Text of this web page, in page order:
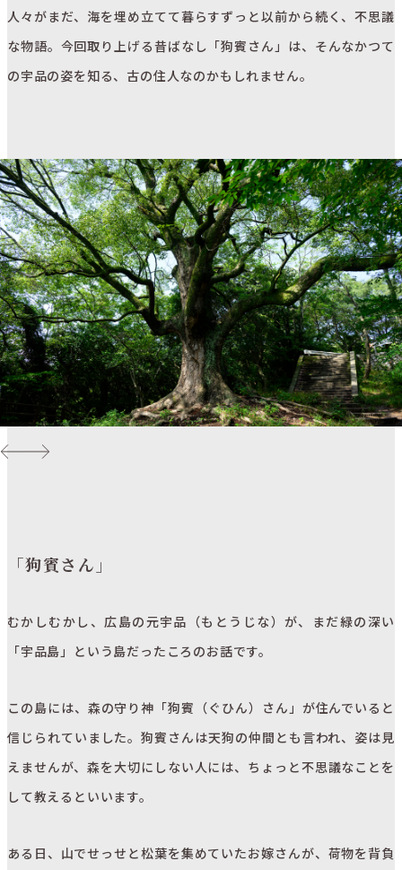
人々がまだ、海を埋め立てて暮らすずっと以前から続く、不思議
な物語。今回取り上げる昔ばなし「狗賓さん」は、そんなかつて
の宇品の姿を知る、古の住人なのかもしれません。
「狗賓さん」
むかしむかし、広島の元宇品（もとうじな）が、まだ緑の深い
「宇品島」という島だったころのお話です。
この島には、森の守り神「狗賓（ぐひん）さん」が住んでいると
信じられていました。狗賓さんは天狗の仲間とも言われ、姿は見
えませんが、森を大切にしない人には、ちょっと不思議なことを
して教えるといいます。
ある日、山でせっせと松葉を集めていたお嫁さんが、荷物を背負